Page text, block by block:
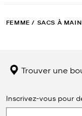
FEMME / SACS À MAIN
Trouver une
Inscrivez-vous pour